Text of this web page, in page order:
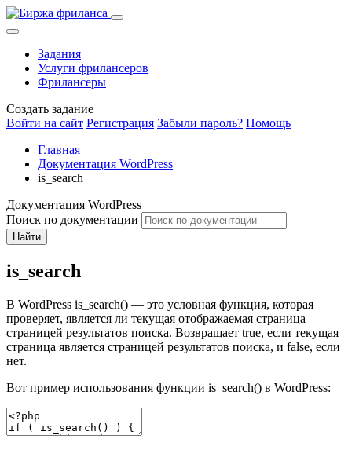
Задания
Услуги фрилансеров
Фрилансеры
Создать задание
Войти на сайт Регистрация Забыли пароль? Помощь
Главная
Документация WordPress
is_search
Документация WordPress
Поиск по документации
Найти
is_search
В WordPress is_search() — это условная функция, которая
проверяет, является ли текущая отображаемая страница
страницей результатов поиска. Возвращает true, если текущая
страница является страницей результатов поиска, и false, если
нет.
Вот пример использования функции is_search() в WordPress: